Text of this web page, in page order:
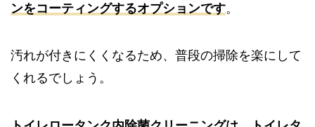
ンをコーティングするオプションです。
汚れが付きにくくなるため、普段の掃除を楽にして
くれるでしょう。